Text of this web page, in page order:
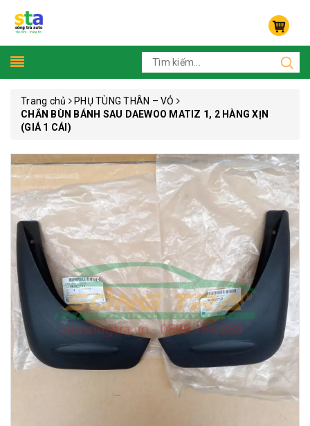
Trang chủ
PHỤ TÙNG THÂN – VỎ
CHẮN BÙN BÁNH SAU DAEWOO MATIZ 1, 2 HÀNG XỊN
(GIÁ 1 CÁI)